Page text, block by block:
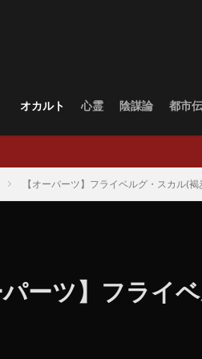
オカルト 心霊 陰謀論 都市
【オーパーツ】フライベルグ・スカル(
パーツ】フライ